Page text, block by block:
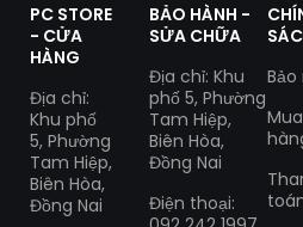
PC STORE
- CỬA
HÀNG
Địa chỉ:
Khu phố
5, Phường
Tam Hiệp,
Biên Hòa,
Đồng Nai
BẢO HÀNH -
SỬA CHỮA
Địa chỉ: Khu
phố 5, Phường
Tam Hiệp,
Biên Hòa,
Đồng Nai
Điện thoại:
Mua